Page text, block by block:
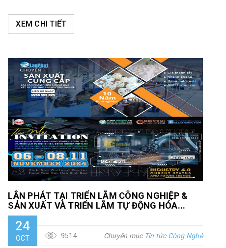
XEM CHI TIẾT
LÂN PHÁT TẠI TRIỂN LÃM CÔNG NGHIỆP &
SẢN XUẤT VÀ TRIỂN LÃM TỰ ĐỘNG HÓA...
24
OCT 9514 Chuyên mục Tin tức Công Nghệ